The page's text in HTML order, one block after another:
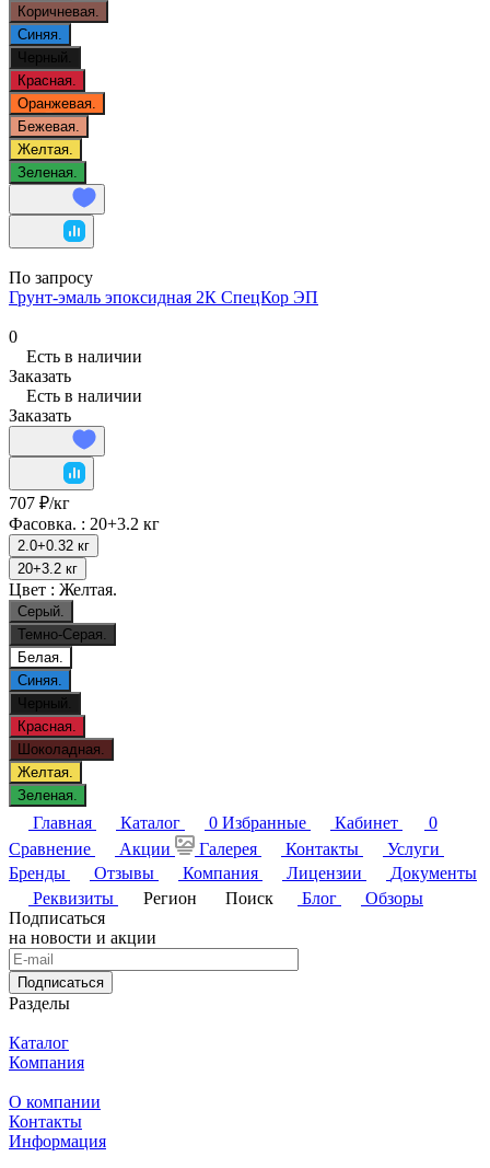
Коричневая.
Синяя.
Черный.
Красная.
Оранжевая.
Бежевая.
Желтая.
Зеленая.
По запросу
Грунт-эмаль эпоксидная 2К СпецКор ЭП
0
Есть в наличии
Заказать
Есть в наличии
Заказать
707 ₽/кг
Фасовка. : 20+3.2 кг
2.0+0.32 кг
20+3.2 кг
Цвет : Желтая.
Серый.
Темно-Серая.
Белая.
Синяя.
Черный.
Красная.
Шоколадная.
Желтая.
Зеленая.
Главная Каталог 0 Избранные Кабинет
0
Сравнение
Акции Галерея Контакты
Услуги
Бренды
Отзывы Компания Лицензии
Документы
Реквизиты
Регион Поиск Блог
Обзоры
Подписаться
на новости и акции
Подписаться
Разделы
Каталог
Компания
О компании
Контакты
Информация